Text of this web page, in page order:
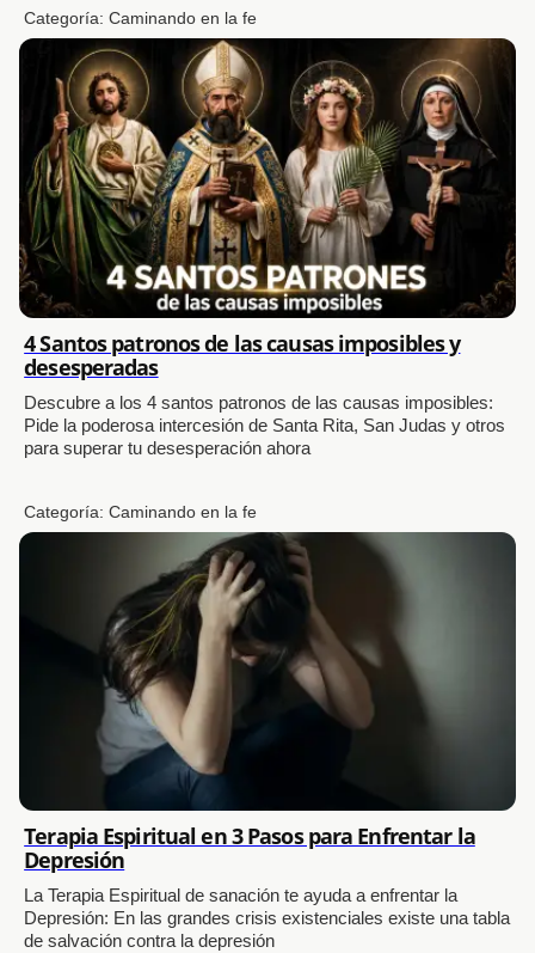
Categoría:Caminando en la fe
4 Santos patronos de las causas imposibles y
desesperadas
Descubre a los 4 santos patronos de las causas imposibles:
Pide la poderosa intercesión de Santa Rita, San Judas y otros
para superar tu desesperación ahora
Categoría:Caminando en la fe
Terapia Espiritual en 3 Pasos para Enfrentar la
Depresión
La Terapia Espiritual de sanación te ayuda a enfrentar la
Depresión: En las grandes crisis existenciales existe una tabla
de salvación contra la depresión